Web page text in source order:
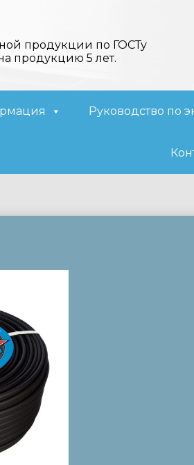
продукции по ГОСТу
продукцию 5 лет.
Руководство по